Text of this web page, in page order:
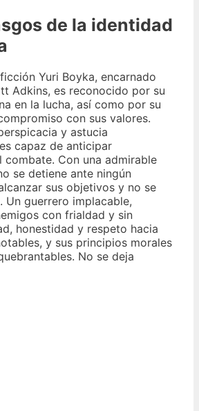
de la identidad
Yuri Boyka, encarnado
Adkins, es reconocido por su
en la lucha, así como por su
con sus valores.
y astucia
capaz de anticipar
combate. Con una admirable
se detiene ante ningún
sus objetivos y no se
Un guerrero implacable,
con frialdad y sin
honestidad y respeto hacia
y sus principios morales
No se deja